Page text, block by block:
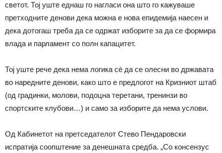
светот. Тој уште еднаш го нагласи она што го кажуваше
претходните денови дека можна е нова епидемија наесен и
дека дотогаш треба да се одржат изборите за да се формира
влада и парламент со полн капацитет.
Тој уште рече дека нема логика сѐ да се олесни во државата
во наредните денови, како што е предлогот на Кризниот штаб
(од градинки, молови, подоцна теретани, тренинзи во
спортските клубови…) и само за изборите да нема услови.
Од Кабинетот на претседателот Стево Пендаровски
испратија соопштение за денешната средба. „Со консензус